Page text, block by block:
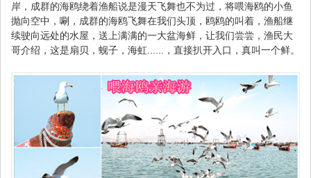
岸，成群的海鸥绕着渔船说是漫天飞舞也不为过，将喂海鸥的小鱼
抛向空中，唰，成群的海鸥飞舞在我们头顶，鸥鸥的叫着，渔船继
续驶向远处的水屋，送上满满的一大盆海鲜，让我们尝尝，渔民大
哥介绍，这是扇贝，蚬子，海虹......，直接扒开入口，真叫一个鲜。